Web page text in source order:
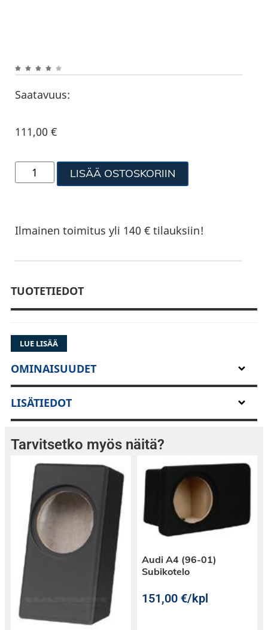
Saatavuus:
111,00€
LISÄÄ OSTOSKORIIN
Ilmainen toimitus yli 140 € tilauksiin!
TUOTETIEDOT
LUE LISÄÄ
OMINAISUUDET
LISÄTIEDOT
Tarvitsetko myös näitä?
Audi A4 (96-01)
Subikotelo
151,00€/kpl